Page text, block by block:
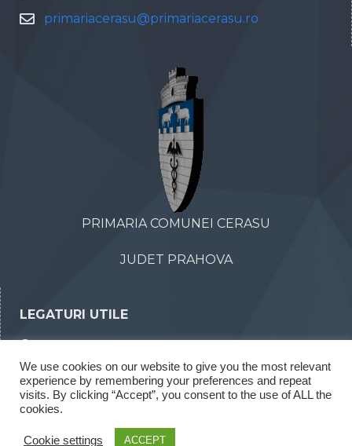
primariacerasu@primariacerasu.ro
PRIMARIA COMUNEI CERASU
JUDET PRAHOVA
LEGATURI UTILE
Declaratii de interese
Rapoarte legea 52/2003
We use cookies on our website to give you the most relevant
experience by remembering your preferences and repeat
visits. By clicking “Accept”, you consent to the use of ALL the
cookies.
Cookie settings ACCEPT